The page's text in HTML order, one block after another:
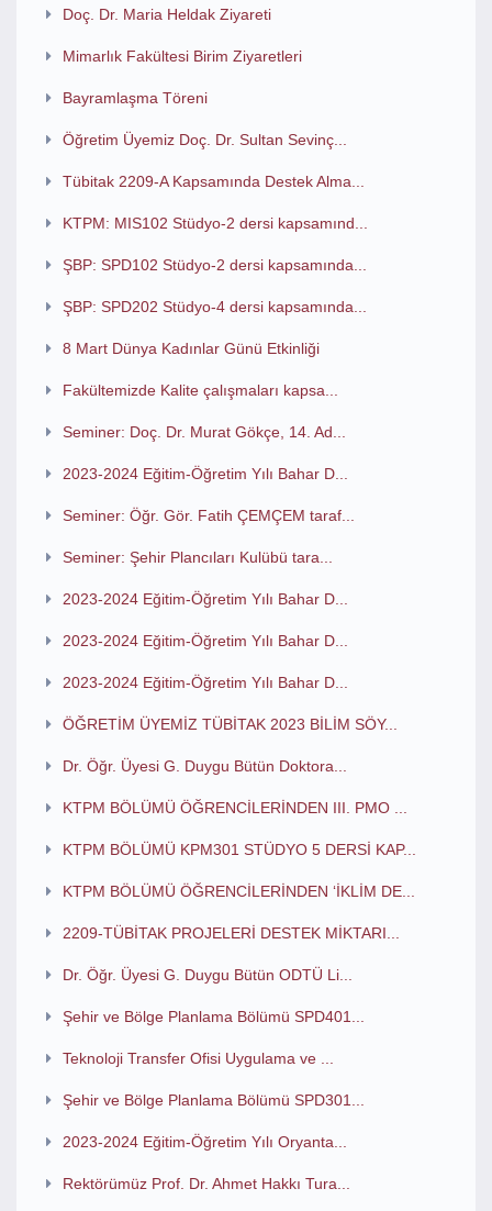
Doç. Dr. Maria Heldak Ziyareti
Mimarlık Fakültesi Birim Ziyaretleri
Bayramlaşma Töreni
Öğretim Üyemiz Doç. Dr. Sultan Sevinç...
Tübitak 2209-A Kapsamında Destek Alma...
KTPM: MIS102 Stüdyo-2 dersi kapsamınd...
ŞBP: SPD102 Stüdyo-2 dersi kapsamında...
ŞBP: SPD202 Stüdyo-4 dersi kapsamında...
8 Mart Dünya Kadınlar Günü Etkinliği
Fakültemizde Kalite çalışmaları kapsa...
Seminer: Doç. Dr. Murat Gökçe, 14. Ad...
2023-2024 Eğitim-Öğretim Yılı Bahar D...
Seminer: Öğr. Gör. Fatih ÇEMÇEM taraf...
Seminer: Şehir Plancıları Kulübü tara...
2023-2024 Eğitim-Öğretim Yılı Bahar D...
2023-2024 Eğitim-Öğretim Yılı Bahar D...
2023-2024 Eğitim-Öğretim Yılı Bahar D...
ÖĞRETİM ÜYEMİZ TÜBİTAK 2023 BİLİM SÖY...
Dr. Öğr. Üyesi G. Duygu Bütün Doktora...
KTPM BÖLÜMÜ ÖĞRENCİLERİNDEN III. PMO ...
KTPM BÖLÜMÜ KPM301 STÜDYO 5 DERSİ KAP...
KTPM BÖLÜMÜ ÖĞRENCİLERİNDEN ‘İKLİM DE...
2209-TÜBİTAK PROJELERİ DESTEK MİKTARI...
Dr. Öğr. Üyesi G. Duygu Bütün ODTÜ Li...
Şehir ve Bölge Planlama Bölümü SPD401...
Teknoloji Transfer Ofisi Uygulama ve ...
Şehir ve Bölge Planlama Bölümü SPD301...
2023-2024 Eğitim-Öğretim Yılı Oryanta...
Rektörümüz Prof. Dr. Ahmet Hakkı Tura...